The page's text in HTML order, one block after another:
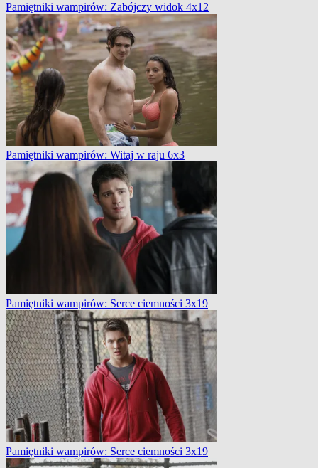
Pamiętniki wampirów: Zabójczy widok 4x12
Pamiętniki wampirów: Witaj w raju 6x3
Pamiętniki wampirów: Serce ciemności 3x19
Pamiętniki wampirów: Serce ciemności 3x19